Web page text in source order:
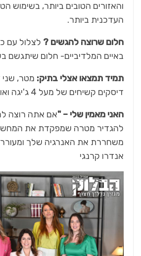
והאזורים הטובים ביותר, בשימוש
העדכנית ביותר.
חלום שרוצה להגשים ? לצלול עם
באיים המלדיביים- חלום שיתגשם
תמיד תמצאו אצלי בתיק: מטר, שני
דיסקים קשיחים של מעל 4 ג'יגה ואוזניות.
האני מאמין שלי – "אם אתה רוצה
להגדיר מטרה שמפקדת את
משחררת את האנרגיה שלך
אנדרו קרנגי